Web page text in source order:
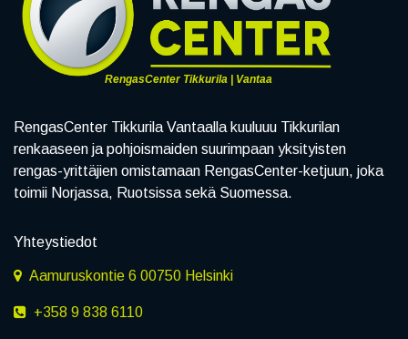
RengasCenter Tikkurila | Vantaa
RengasCenter Tikkurila Vantaalla kuuluuu Tikkurilan
renkaaseen ja pohjoismaiden suurimpaan yksityisten
rengas-yrittäjien omistamaan RengasCenter-ketjuun, joka
toimii Norjassa, Ruotsissa sekä Suomessa.
Yhteystiedot
Aamuruskontie 6 00750 Helsinki
+358 9 838 6110